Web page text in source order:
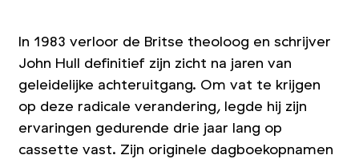
In 1983 verloor de Britse theoloog en schrijver
John Hull definitief zijn zicht na jaren van
geleidelijke achteruitgang. Om vat te krijgen
op deze radicale verandering, legde hij zijn
ervaringen gedurende drie jaar lang op
cassette vast. Zijn originele dagboekopnamen